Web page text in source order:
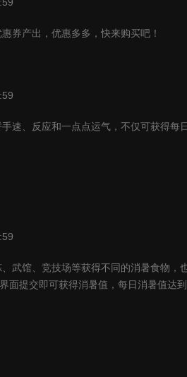
券产出，优惠多多，快来购买吧！
速、反应和一点点运气，不仅可获得每
武馆、竞技场等获得不同的消暑食物，
面提交即可获得消暑值，每日消暑值达